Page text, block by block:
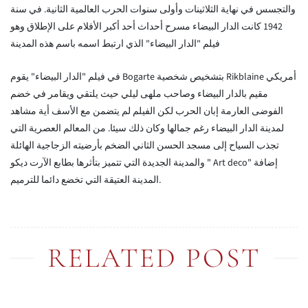
والتجسس في نهاية الثلاثينات وأولى سنوات الحرب العالمية الثانية. في سنة
1942 كانت الدار البيضاء مسرح أحداث أحد أكبر الأفلام على الإطلاق وهو
فيلم "الدار البيضاء" الذي ارتبط اسمه باسم هذه المدينة
في فيلم "الدار البيضاء" يقوم Bogarte بتشخيص شخصية Rikblaine أمريكي
مقيم بالدار البيضاء وصاحب ملهى ليلي حيث يلتقي ويقامر في خضم
الفوضى العارمة إبان الحرب لكن الفيلم لم يتضمن مع الأسف أية مشاهد
لمدينة الدار البيضاء رغم جمالها وكان ذلك سيئا. من المعالم العصرية التي
تجذب السياح إلى مسجد الحسن الثاني الضخم بأرضيته الزجاجية الهائلة
والمدينة الجديدة التي تتميز بتأثرها بطابع الآرت ديكو " Art deco" إضافة
المدينة العتيقة التي تخضع دائما للترميم.
RELATED POST